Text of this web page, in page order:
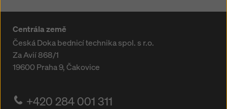
Centrála země
Česká Doka bednicí technika spol. s r.o.
Za Avií 868/1
19600Praha 9, Čakovice
+420 284 001 311